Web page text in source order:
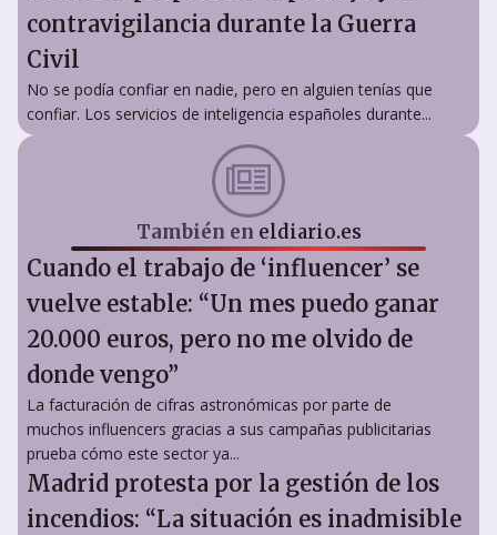
contravigilancia durante la Guerra
Civil
No se podía confiar en nadie, pero en alguien tenías que
confiar. Los servicios de inteligencia españoles durante...
También en eldiario.es
Cuando el trabajo de ‘influencer’ se
vuelve estable: “Un mes puedo ganar
20.000 euros, pero no me olvido de
donde vengo”
La facturación de cifras astronómicas por parte de
muchos influencers gracias a sus campañas publicitarias
prueba cómo este sector ya...
Madrid protesta por la gestión de los
incendios: “La situación es inadmisible